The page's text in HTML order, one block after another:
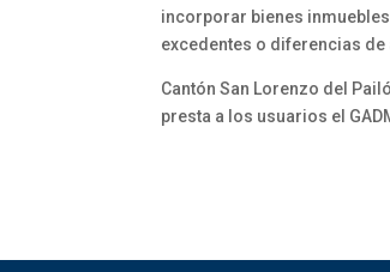
incorporar bienes
excedentes o diferencias
Cantón San Lorenzo del
presta a los usuarios el